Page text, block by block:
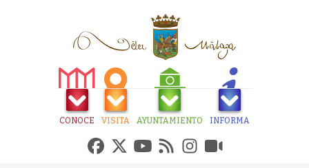
CONOCE VISITA AYUNTAMIENTO INFORMA